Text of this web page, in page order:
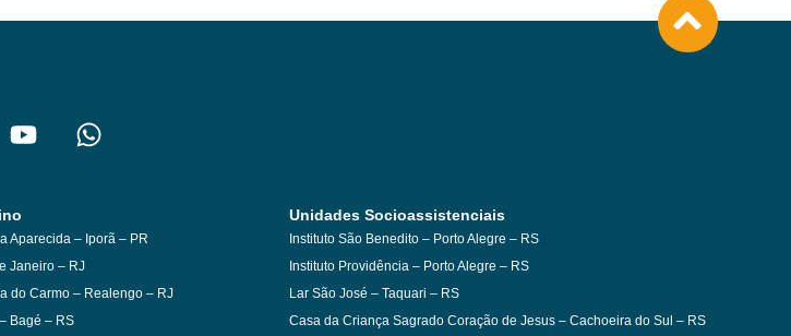
Aparecida – Iporã – PR
Janeiro – RJ
do Carmo – Realengo – RJ
Bagé – RS
Unidades Socioassistenciais
Instituto São Benedito – Porto Alegre – RS
Instituto Providência – Porto Alegre – RS
Lar São José – Taquari – RS
Casa da Criança Sagrado Coração de Jesus – Cachoeira do Sul – RS